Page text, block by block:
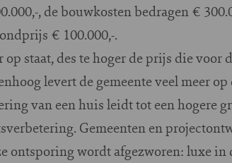
, de bouwkosten bedragen €
€ 100.000,-.
staat, des te hoger de prijs die voor
levert de gemeente veel meer op
van een huis leidt tot een hogere
Gemeenten en
ontsporing wordt afgezworen: luxe